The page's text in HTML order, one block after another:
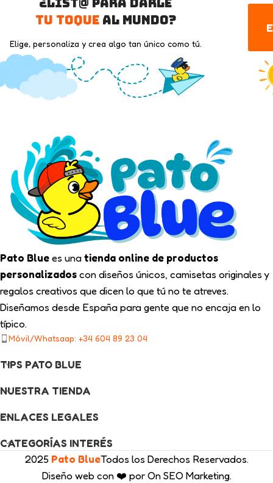
tu toqueal mundo?
Elige, personaliza y crea algo tan único como tú.
Pato Bluees unatienda online de productos
personalizadoscon diseños únicos, camisetas originales y
regalos creativos que dicen lo que tú no te atreves.
Diseñamos desde España para gente que no encaja en lo
típico.
Móvil/Whatsaap: +34 604 89 23 04
TIPS PATO BLUE
NUESTRA TIENDA
ENLACES LEGALES
CATEGORÍAS INTERÉS
2025 Pato BlueTodos los Derechos Reservados.
Diseño web con ❤️ por On SEO Marketing.